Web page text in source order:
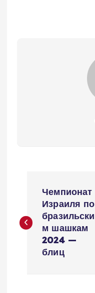
в
Чемпионат
Израиля по
бразильски
м шашкам
2024 —
блиц